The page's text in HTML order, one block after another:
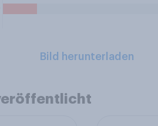
Bild herunterladen